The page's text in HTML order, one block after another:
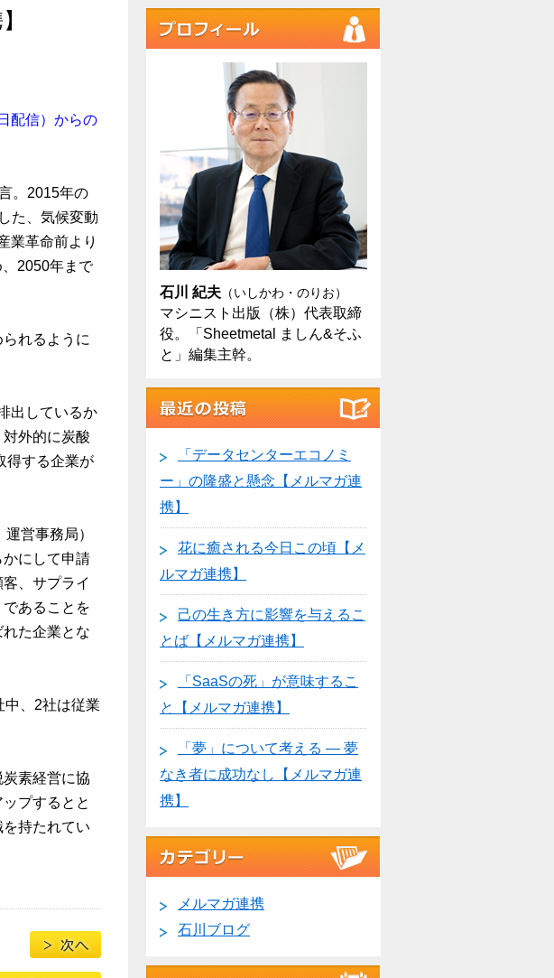
配信）からの
。2015年の
た、気候変動
業革命前より
2050年まで
れるように
出しているか
外的に炭酸
得する企業が
営事務局）
にして申請
、サプライ
あることを
た企業とな
中、2社は従業
素経営に協
プするとと
持たれてい
石川 紀夫 （いしかわ・のりお）
マシニスト出版（株）代表取締
役。「Sheetmetal ましん&そふ
と」編集主幹。
「データセンターエコノミ
ー」の隆盛と懸念【メルマガ連
携】
花に癒される今日この頃【メ
ルマガ連携】
己の生き方に影響を与えるこ
とば【メルマガ連携】
「SaaSの死」が意味するこ
と【メルマガ連携】
「夢」について考える ― 夢
なき者に成功なし【メルマガ連
携】
メルマガ連携
石川ブログ